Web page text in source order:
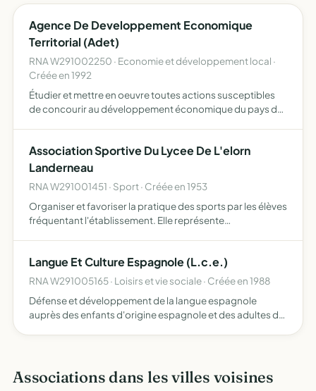
Agence De Developpement Economique
Territorial (Adet)
RNA W291002250 · Economie et développement local ·
Créée en 1992
Étudier et mettre en oeuvre toutes actions susceptibles
de concourir au développement économique du pays de
Association Sportive Du Lycee De L'elorn
Landerneau
RNA W291001451 · Sport · Créée en 1953
Organiser et favoriser la pratique des sports par les élèves
fréquentant l'établissement. Elle représente
Langue Et Culture Espagnole (L.c.e.)
RNA W291005165 · Loisirs et vie sociale · Créée en 1988
Défense et développement de la langue espagnole
auprès des enfants d'origine espagnole et des adultes de
Associations dans les villes voisines